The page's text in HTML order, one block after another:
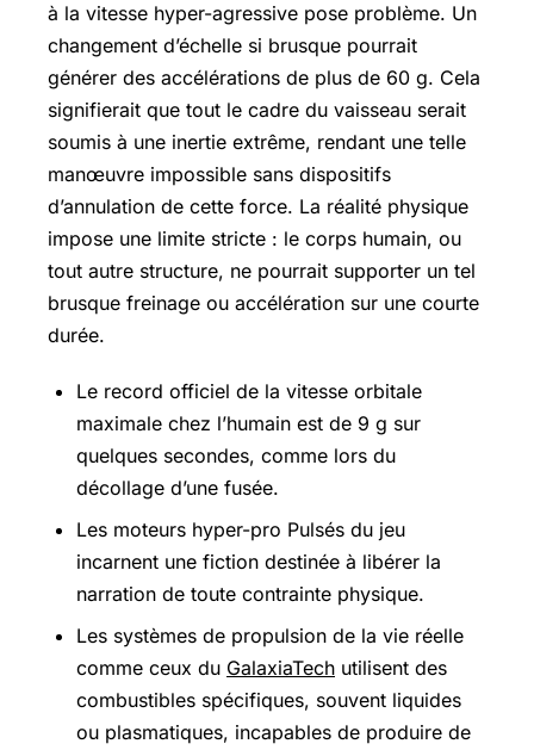
à la vitesse hyper-agressive pose problème. Un
changement d’échelle si brusque pourrait
générer des accélérations de plus de 60 g. Cela
signifierait que tout le cadre du vaisseau serait
soumis à une inertie extrême, rendant une telle
manœuvre impossible sans dispositifs
d’annulation de cette force. La réalité physique
impose une limite stricte : le corps humain, ou
tout autre structure, ne pourrait supporter un tel
brusque freinage ou accélération sur une courte
durée.
Le record officiel de la vitesse orbitale
maximale chez l’humain est de 9 g sur
quelques secondes, comme lors du
décollage d’une fusée.
Les moteurs hyper-pro Pulsés du jeu
incarnent une fiction destinée à libérer la
narration de toute contrainte physique.
Les systèmes de propulsion de la vie réelle
comme ceux du GalaxiaTech utilisent des
combustibles spécifiques, souvent liquides
ou plasmatiques, incapables de produire de